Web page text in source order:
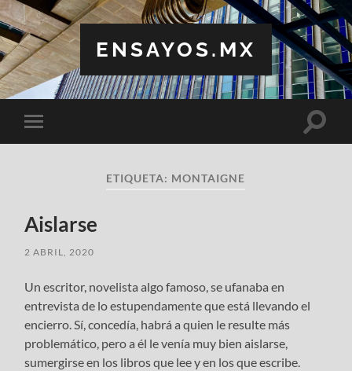
ENSAYOS.MX
Alternar
el
ETIQUETA: MONTAIGNE
Aislarse
2 ABRIL, 2020
Un escritor, novelista algo famoso, se ufanaba en
entrevista de lo estupendamente que está llevando el
encierro. Sí, concedía, habrá a quien le resulte más
problemático, pero a él le venía muy bien aislarse,
sumergirse en los libros que lee y en los que escribe.